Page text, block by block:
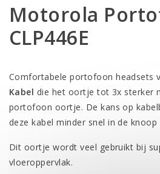
Motorola
CLP446E
Comfortabele portofoon headsets
Kabel die het oortje tot 3x sterker
portofoon oortje. De kans op
deze kabel minder snel in de knoop
Dit oortje wordt veel gebruikt bij
vloeroppervlak.